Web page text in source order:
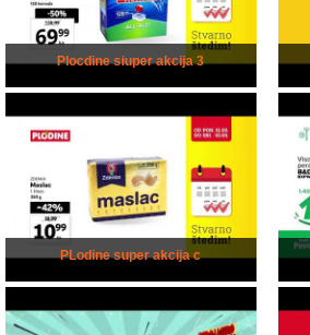
Plocdine siuper akcija 3
PLodine super akcija c